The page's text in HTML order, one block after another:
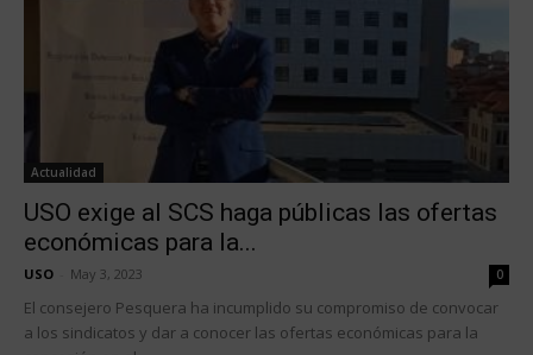
Actualidad
USO exige al SCS haga públicas las ofertas
económicas para la...
USO May 3, 2023 0
El consejero Pesquera ha incumplido su compromiso de convocar
a los sindicatos y dar a conocer las ofertas económicas para la